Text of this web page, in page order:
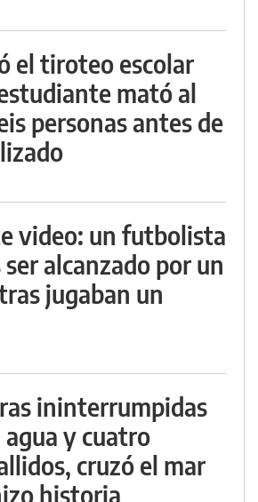
el tiroteo escolar
mató al
personas antes de
video: un futbolista
alcanzado por un
jugaban un
ininterrumpidas
y cuatro
cruzó el mar
historia